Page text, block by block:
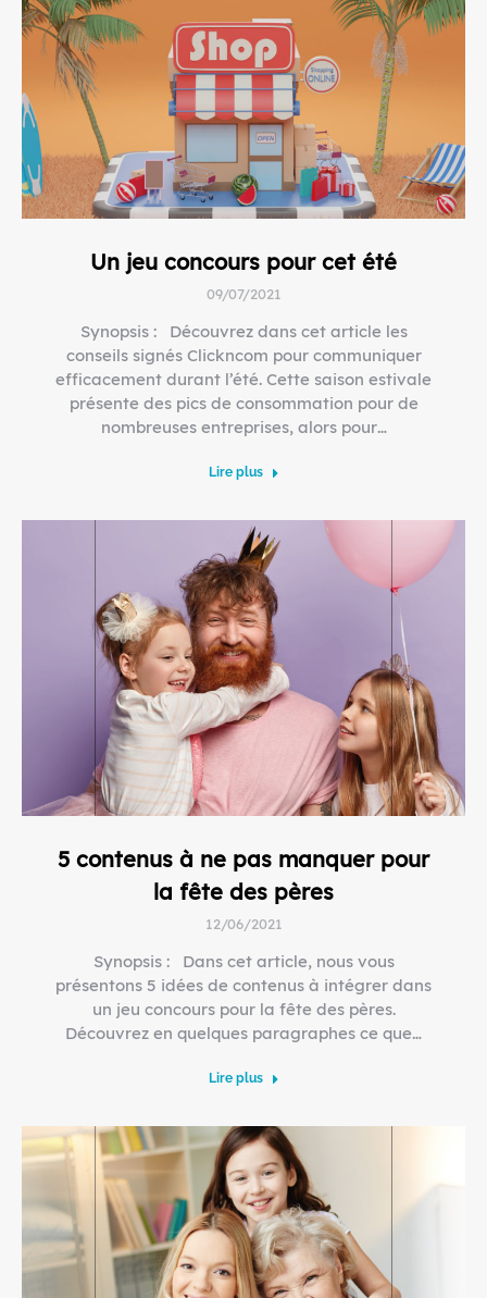
Un jeu concours pour cet été
09/07/2021
Synopsis : Découvrez dans cet article les
conseils signés Clickncom pour communiquer
efficacement durant l’été. Cette saison estivale
présente des pics de consommation pour de
nombreuses entreprises, alors pour…
Lire plus
5 contenus à ne pas manquer pour
la fête des pères
12/06/2021
Synopsis : Dans cet article, nous vous
présentons 5 idées de contenus à intégrer dans
un jeu concours pour la fête des pères.
Découvrez en quelques paragraphes ce que…
Lire plus